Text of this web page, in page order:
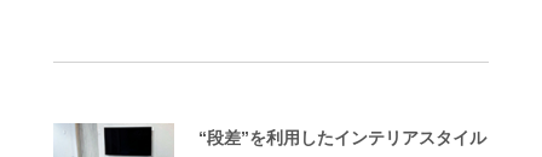
“段差”を利用したインテリアスタイル